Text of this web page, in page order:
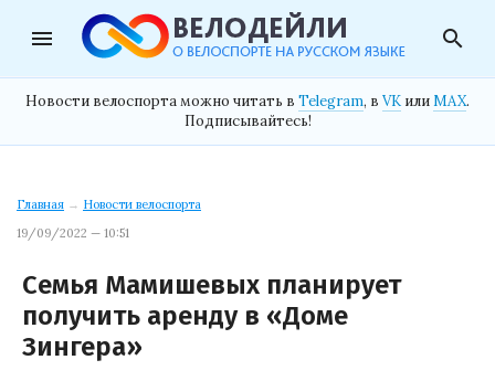
menu search
Новости велоспорта можно читать в Telegram, в VK илиMAX.
Подписывайтесь!
Главная → Новости велоспорта
19/09/2022 — 10:51
Семья Мамишевых планирует
получить аренду в «Доме
Зингера»